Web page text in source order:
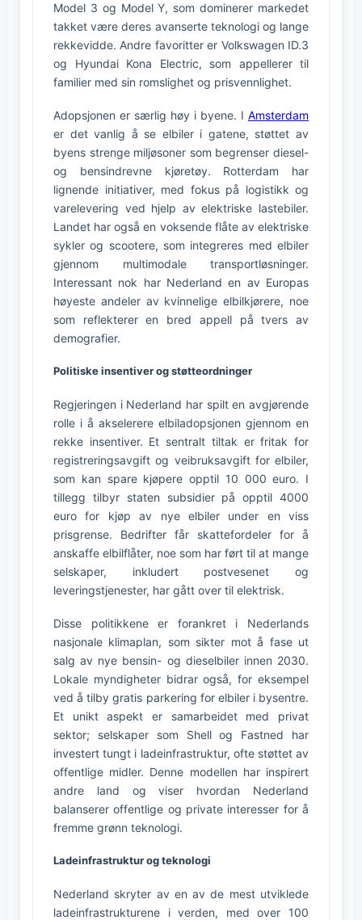
Model 3 og Model Y, som dominerer markedet
takket være deres avanserte teknologi og lange
rekkevidde. Andre favoritter er Volkswagen ID.3
og Hyundai Kona Electric, som appellerer til
familier med sin romslighet og prisvennlighet.
Adopsjonen er særlig høy i byene. I Amsterdam
er det vanlig å se elbiler i gatene, støttet av
byens strenge miljøsoner som begrenser diesel-
og bensindrevne kjøretøy. Rotterdam har
lignende initiativer, med fokus på logistikk og
varelevering ved hjelp av elektriske lastebiler.
Landet har også en voksende flåte av elektriske
sykler og scootere, som integreres med elbiler
gjennom multimodale transportløsninger.
Interessant nok har Nederland en av Europas
høyeste andeler av kvinnelige elbilkjørere, noe
som reflekterer en bred appell på tvers av
demografier.
Politiske insentiver og støtteordninger
Regjeringen i Nederland har spilt en avgjørende
rolle i å akselerere elbiladopsjonen gjennom en
rekke insentiver. Et sentralt tiltak er fritak for
registreringsavgift og veibruksavgift for elbiler,
som kan spare kjøpere opptil 10 000 euro. I
tillegg tilbyr staten subsidier på opptil 4000
euro for kjøp av nye elbiler under en viss
prisgrense. Bedrifter får skattefordeler for å
anskaffe elbilflåter, noe som har ført til at mange
selskaper, inkludert postvesenet og
leveringstjenester, har gått over til elektrisk.
Disse politikkene er forankret i Nederlands
nasjonale klimaplan, som sikter mot å fase ut
salg av nye bensin- og dieselbiler innen 2030.
Lokale myndigheter bidrar også, for eksempel
ved å tilby gratis parkering for elbiler i bysentre.
Et unikt aspekt er samarbeidet med privat
sektor; selskaper som Shell og Fastned har
investert tungt i ladeinfrastruktur, ofte støttet av
offentlige midler. Denne modellen har inspirert
andre land og viser hvordan Nederland
balanserer offentlige og private interesser for å
fremme grønn teknologi.
Ladeinfrastruktur og teknologi
Nederland skryter av en av de mest utviklede
ladeinfrastrukturene i verden, med over 100